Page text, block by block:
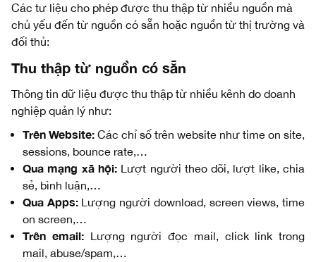
Các tư liệu cho phép được thu thập từ nhiều nguồn mà
chủ yếu đến từ nguồn có sẵn hoặc nguồn từ thị trường và
đối thủ:
Thu thập từ nguồn có sẵn
Thông tin dữ liệu được thu thập từ nhiều kênh do doanh
nghiệp quản lý như:
Trên Website: Các chỉ số trên website như time on site,
sessions, bounce rate,…
Qua mạng xã hội:Lượt người theo dõi, lượt like, chia
sẻ, bình luận,…
Qua Apps:Lượng người download, screen views, time
on screen,…
Trên email:Lượng người đọc mail, click link trong
mail, abuse/spam,…